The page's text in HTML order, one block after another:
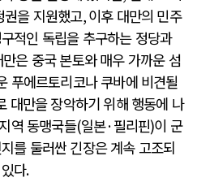
권을 지원했고,이후 대만의 민주
적인 독립을 추구하는 정당과
만은 중국 본토와 매우 가까운 섬
푸에르토리코나 쿠바에 비견될
대만을 장악하기 위해 행동에 나
역 동맹국들(일본·필리핀)이 군
를 둘러싼 긴장은 계속 고조되
다.